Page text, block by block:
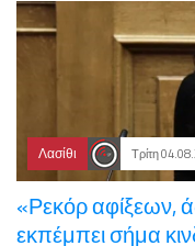
Λασίθι Τρίτη
«Ρεκόρ αφίξεων,
εκπέμπει σήμα